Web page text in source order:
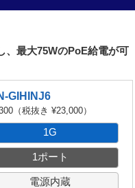
、最大75WのPoE給電が可
GIHINJ6
（税抜き ¥23,000）
1G
1ポート
電源内蔵